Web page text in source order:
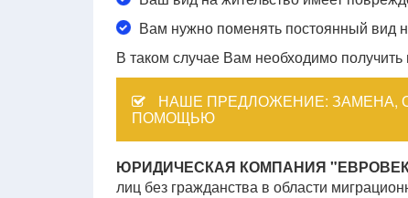
Вам нужно поменять постоянный вид
В таком случае Вам необходимо
НАШЕ ПРЕДЛОЖЕНИЕ: ЗАМЕНА,
ПОМОЩЬЮ
ЮРИДИЧЕСКАЯ КОМПАНИЯ
лиц без гражданства в области